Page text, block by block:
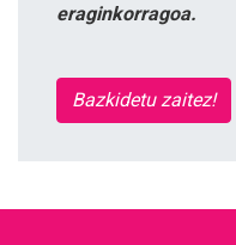
eraginkorragoa.
Bazkidetu zaitez!